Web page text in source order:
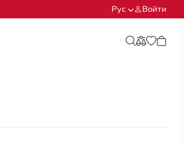
Рус Войти